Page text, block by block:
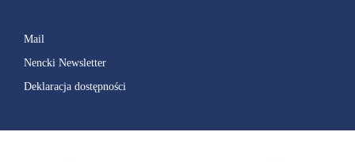
Mail
Nencki Newsletter
Deklaracja dostępności